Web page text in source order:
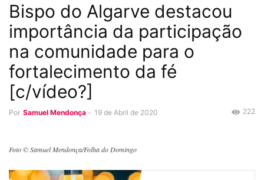
Bispo do Algarve destacou
importância da participação
na comunidade para o
fortalecimento da fé
[c/vídeo?]
Por Samuel Mendonça - 19 de Abril de 2020 222
Foto © Samuel Mendonça/Folha do Domingo